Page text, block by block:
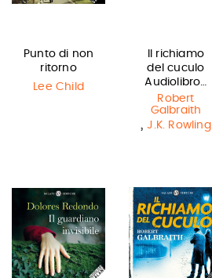
Punto di non
ritorno
Lee Child
Il richiamo
del cuculo
Audiolibro…
Robert
Galbraith
,J.K. Rowling